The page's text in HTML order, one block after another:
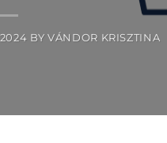
BYVÁNDOR KRISZTINA